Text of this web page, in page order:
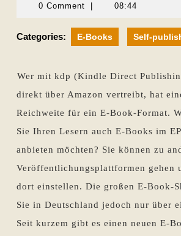
Oktober
0 Comment
08:44
Categories: E-Books Self-
Wer mit kdp (Kindle Direct
direkt über Amazon vertreibt, hat
Reichweite für ein E-Book-Format.
Sie Ihren Lesern auch E-Books im
anbieten möchten? Sie können zu
Veröffentlichungsplattformen gehen
dort einstellen. Die großen E-Book-
Sie in Deutschland jedoch nur über
Seit kurzem gibt es einen neuen E-